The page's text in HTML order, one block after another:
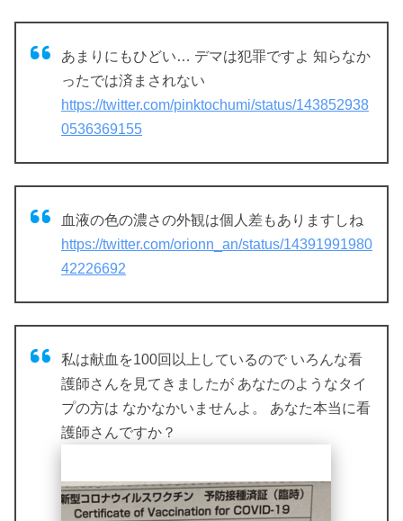
あまりにもひどい… デマは犯罪ですよ 知らなか
ったでは済まされない
https://twitter.com/pinktochumi/status/143852938
0536369155
血液の色の濃さの外観は個人差もありますしね
https://twitter.com/orionn_an/status/14391991980
42226692
私は献血を100回以上しているので いろんな看
護師さんを見てきましたが あなたのようなタイ
プの方は なかなかいませんよ。 あなた本当に看
護師さんですか？